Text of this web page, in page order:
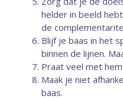
helder in beeld
de
Blijf je baas in het
binnen de lijnen.
Praat veel met hem.
Maak je niet
baas.